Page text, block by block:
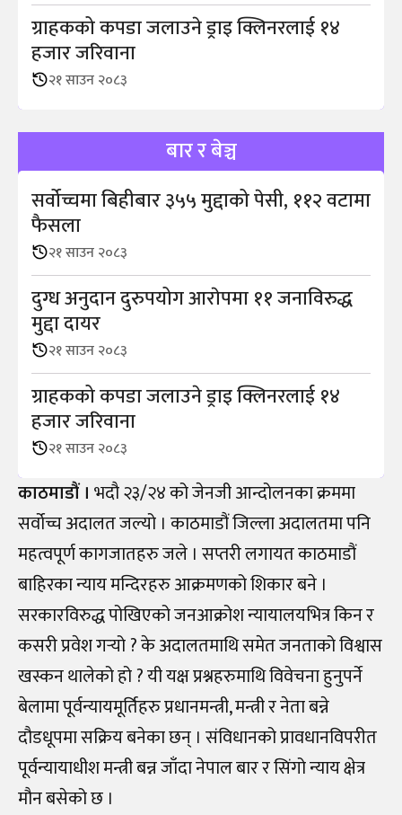
ग्राहकको कपडा जलाउने ड्राइ क्लिनरलाई १४
हजार जरिवाना
२१ साउन २०८३
बार र बेञ्च
सर्वोच्चमा बिहीबार ३५५ मुद्दाको पेसी, ११२ वटामा
फैसला
२१ साउन २०८३
दुग्ध अनुदान दुरुपयोग आराेपमा ११ जनाविरुद्ध
मुद्दा दायर
२१ साउन २०८३
ग्राहकको कपडा जलाउने ड्राइ क्लिनरलाई १४
हजार जरिवाना
२१ साउन २०८३
काठमाडौं । भदौ २३/२४ को जेनजी आन्दोलनका क्रममा
सर्वोच्च अदालत जल्यो । काठमाडौं जिल्ला अदालतमा पनि
महत्वपूर्ण कागजातहरु जले । सप्तरी लगायत काठमाडौं
बाहिरका न्याय मन्दिरहरु आक्रमणको शिकार बने ।
सरकारविरुद्ध पोखिएको जनआक्रोश न्यायालयभित्र किन र
कसरी प्रवेश गर्‍यो ? के अदालतमाथि समेत जनताको विश्वास
खस्कन थालेको हो ? यी यक्ष प्रश्नहरुमाथि विवेचना हुनुपर्ने
बेलामा पूर्वन्यायमूर्तिहरु प्रधानमन्त्री, मन्त्री र नेता बन्ने
दौडधूपमा सक्रिय बनेका छन् । संविधानको प्रावधानविपरीत
पूर्वन्यायाधीश मन्त्री बन्न जाँदा नेपाल बार र सिंगो न्याय क्षेत्र
मौन बसेको छ ।